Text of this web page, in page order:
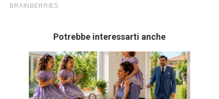
Potrebbe interessarti anche